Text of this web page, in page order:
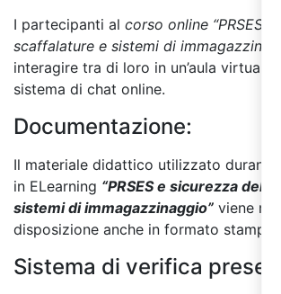
I partecipanti al corso online “PRSES e
scaffalature e sistemi di
interagire tra di loro in un’aula virtuale
sistema di chat online.
Documentazione:
Il materiale didattico utilizzato durante
in ELearning “PRSES e sicurezza delle
sistemi di immagazzinaggio” viene
disposizione anche in formato
Sistema di verifica